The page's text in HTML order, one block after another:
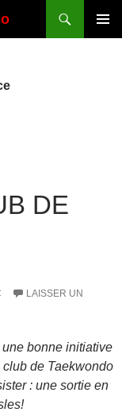
DE
LAISSER UN
bonne initiative
de Taekwondo
: une sortie en